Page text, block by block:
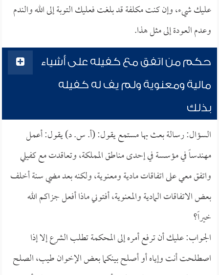
عليك شيء، وإن كنت مكلفة قد بلغت فعليك التوبة إلى الله والندم
وعدم العودة إلى مثل هذا.
حكم من اتفق مع كفيله على أشياء
مالية ومعنوية ولم يف له كفيله
بذلك
السؤال: رسالة بعث بها مستمع يقول: (أ. س. د) يقول: أعمل
مهندساً في مؤسسة في إحدى مناطق المملكة، وتعاقدت مع كفيلي
واتفق معي على اتفاقات مادية ومعنوية، ولكنه بعد مضي سنة أخلف
بعض الاتفاقات المادية والمعنوية، أفتوني ماذا أفعل جزاكم الله
خيراً؟
الجواب: عليك أن ترفع أمره إلى المحكمة تطلب الشرع إلا إذا
اصطلحت أنت وإياه أو أصلح بينكما بعض الإخوان طيب، الصلح